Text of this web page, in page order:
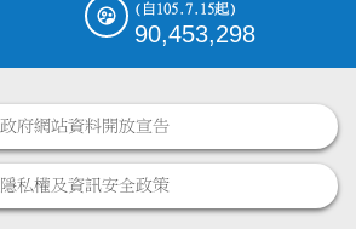
(自105.7.15起)
90,453,298
政府網站資料開放宣告
隱私權及資訊安全政策